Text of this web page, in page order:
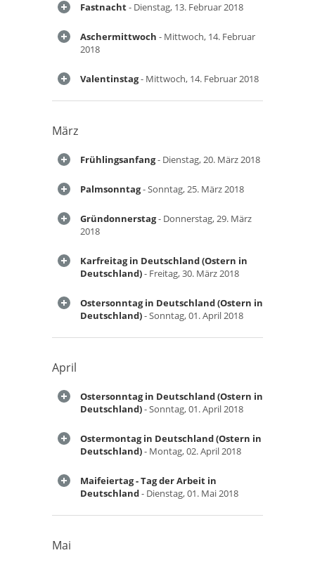
Fastnacht- Dienstag, 13. Februar 2018
Aschermittwoch - Mittwoch, 14. Februar
2018
Valentinstag- Mittwoch, 14. Februar 2018
März
Frühlingsanfang- Dienstag, 20. März 2018
Palmsonntag- Sonntag, 25. März 2018
Gründonnerstag- Donnerstag, 29. März
2018
Karfreitag in Deutschland (Ostern in
Deutschland)- Freitag, 30. März 2018
Ostersonntag in Deutschland (Ostern in
Deutschland)- Sonntag, 01. April 2018
April
Ostersonntag in Deutschland (Ostern in
Deutschland)- Sonntag, 01. April 2018
Ostermontag in Deutschland (Ostern in
Deutschland)- Montag, 02. April 2018
Maifeiertag - Tag der Arbeit in
Deutschland- Dienstag, 01. Mai 2018
Mai